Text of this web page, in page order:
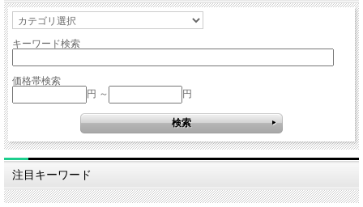
キーワード検索
価格帯検索
円 ～
円
注目キーワード